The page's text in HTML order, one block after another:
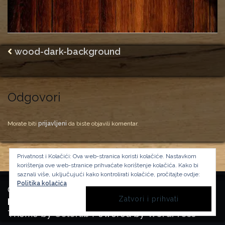
wood-dark-background
Odgovori
Morate biti prijavljeni da biste objavili komentar.
Copyright Manufactura Historica, 2024.
Background image by kbzaon Freepik
Theme byColorlibPowered byWordPress BACK
Privatnost i Kolačići: Ova web-stranica koristi kolačiće. Nastavkom
korištenja ove web-stranice prihvaćate korištenje kolačića. Kako bi
saznali više, uključujući kako kontrolirati kolačiće, pročitajte ovdje:
Politika kolačića